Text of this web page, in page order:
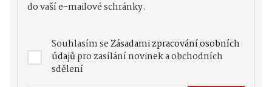
do vaší e-mailové schránky.
Souhlasím seZásadami zpracování osobních
údajůpro zasílání novinek a obchodních
sdělení